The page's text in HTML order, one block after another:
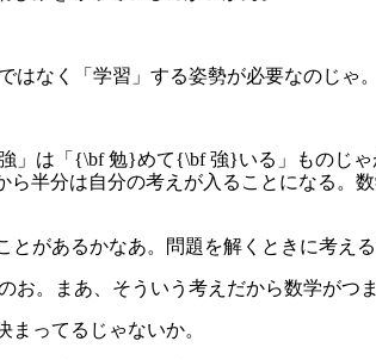
はなく「学習」する姿勢が必要なのじゃ。
」は「{\bf 勉}めて{\bf 強}いる」ものじ
ら半分は自分の考えが入ることになる。
とがあるかなあ。問題を解くときに考え
お。まあ、そういう考えだから数学がつ
まってるじゃないか。